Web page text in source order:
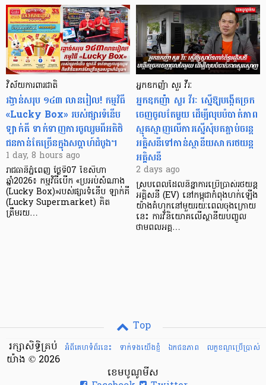
វិស័យការពារជាតិ
រង្វាន់សរុប ១៤៣ លានរៀល! កម្មវិធី
«Lucky Box» របស់ផ្សារទំនើប
ឡាក់គី ទាក់ទាញការចូលរួមពីអតិថិ
ជនកាន់តែច្រើនក្នុងសប្តាហ៍ដំបូង។
1 day, 8 hours ago
រាជធានីភ្នំពេញ ថ្ងៃទី07 ខែសីហា
ឆ្នាំ2026៖ កម្មវិធីបើក «ប្រអប់សំណាង
(Lucky Box)»របស់ផ្សារទំនើប ឡាក់គី
(Lucky Supermarket) គិត
ត្រឹមរយ…
អ្នកឧកញ៉ា សួរ វីរៈ
អ្នកឧកញ៉ា សួរ វីរៈ ស្នើឱ្យបង្កើតច្រក
ចេញចូលតែមួយ ដើម្បីលុបបំបាត់ភាព
ស្មុគស្មាញលើការស្នើសុំបតភ្ជាប់ចរន្ត
អគ្គិសនីទៅកាន់ស្ថានីយសាករថយន្ត
អគ្គិសនី
2 days ago
ស្របពេលដែលនិន្នាការប្រើប្រាស់រថយន្ត
អគ្គិសនី (EV) នៅកម្ពុជាកំពុងហក់ឡើង
យ៉ាងគំហុកនៅមួយរយៈពេលចុងក្រោយ
នេះ ការវិនិយោគលើស្ថានីយបញ្ចូល
ថាមពលអគ្គ…
Top
អំពីគេហទំព័រនេះ
ទាក់ទងយើងខ្ញំ ឯកជនភាព លក្ខខណ្ឌ​ប្រើ​ប្រាស់
រក្សាសិទ្ធិគ្រប់
យ៉ាង © 2026
ខេមបូណូមីស